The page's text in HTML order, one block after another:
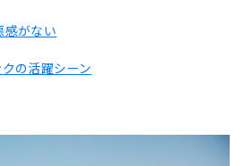
感がない
の活躍シーン